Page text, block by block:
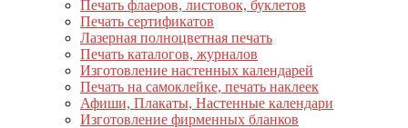
Печать флаеров, листовок, буклетов
Печать сертификатов
Лазерная полноцветная печать
Печать каталогов, журналов
Изготовление настенных календарей
Печать на самоклейке, печать наклеек
Афиши, Плакаты, Настенные календари
Изготовление фирменных бланков